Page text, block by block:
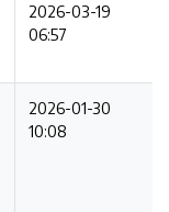
2026-03-19
06:57
2026-01-30
10:08